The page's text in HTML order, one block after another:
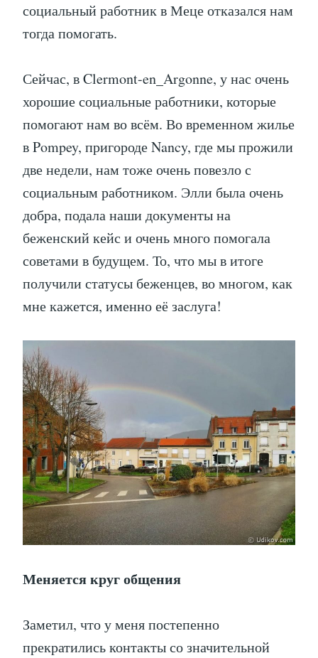
социальный работник в Меце отказался нам
тогда помогать.
Сейчас, в Clermont-en_Argonne, у нас очень
хорошие социальные работники, которые
помогают нам во всём. Во временном жилье
в Pompey, пригороде Nancy, где мы прожили
две недели, нам тоже очень повезло с
социальным работником. Элли была очень
добра, подала наши документы на
беженский кейс и очень много помогала
советами в будущем. То, что мы в итоге
получили статусы беженцев, во многом, как
мне кажется, именно её заслуга!
Меняется круг общения
Заметил, что у меня постепенно
прекратились контакты со значительной